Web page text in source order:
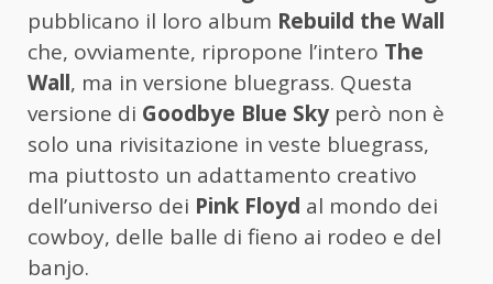
pubblicano il loro album Rebuild the Wall
che, ovviamente, ripropone l’intero The
Wall, ma in versione bluegrass. Questa
versione di Goodbye Blue Sky però non è
solo una rivisitazione in veste bluegrass,
ma piuttosto un adattamento creativo
dell’universo dei Pink Floyd al mondo dei
cowboy, delle balle di fieno ai rodeo e del
banjo.